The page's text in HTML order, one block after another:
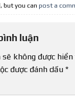
but you can post a
luận
sẽ không được
được đánh dấu *